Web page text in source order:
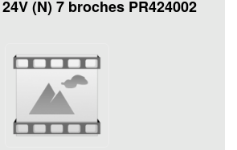
(N) 7 broches PR424002